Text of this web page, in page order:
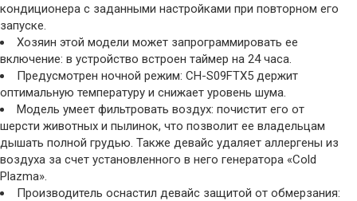
кондиционера с заданными настройками при повторном его
запуске.
Хозяин этой модели может запрограммировать ее
включение: в устройство встроен таймер на 24 часа.
Предусмотрен ночной режим: CH-S09FTX5 держит
оптимальную температуру и снижает уровень шума.
Модель умеет фильтровать воздух: почистит его от
шерсти животных и пылинок, что позволит ее владельцам
дышать полной грудью. Также девайс удаляет аллергены из
воздуха за счет установленного в него генератора «Cold
Plazma».
Производитель оснастил девайс защитой от обмерзания: